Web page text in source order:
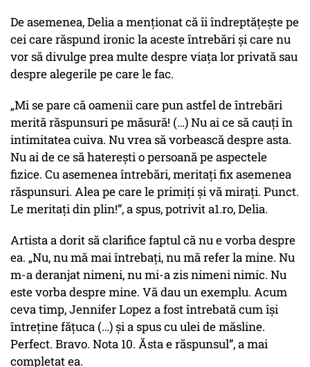
De asemenea, Delia a menționat că îi îndreptățește pe
cei care răspund ironic la aceste întrebări și care nu
vor să divulge prea multe despre viața lor privată sau
despre alegerile pe care le fac.
„Mi se pare că oamenii care pun astfel de întrebări
merită răspunsuri pe măsură! (…) Nu ai ce să cauți în
intimitatea cuiva. Nu vrea să vorbească despre asta.
Nu ai de ce să haterești o persoană pe aspectele
fizice. Cu asemenea întrebări, meritați fix asemenea
răspunsuri. Alea pe care le primiți și vă mirați. Punct.
Le meritați din plin!”, a spus, potrivit a1.ro, Delia.
Artista a dorit să clarifice faptul că nu e vorba despre
ea. „Nu, nu mă mai întrebați, nu mă refer la mine. Nu
m-a deranjat nimeni, nu mi-a zis nimeni nimic. Nu
este vorba despre mine. Vă dau un exemplu. Acum
ceva timp, Jennifer Lopez a fost întrebată cum își
întreține fățuca (…) și a spus cu ulei de măsline.
Perfect. Bravo. Nota 10. Ăsta e răspunsul”, a mai
completat ea.